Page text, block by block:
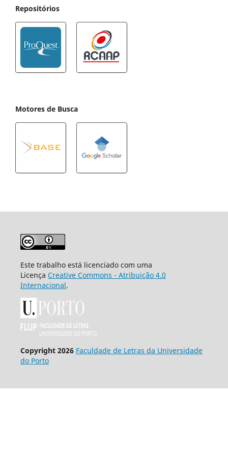
Repositórios
Motores de Busca
Este trabalho está licenciado com uma
Licença Creative Commons - Atribuição 4.0
Internacional.
Copyright 2026 Faculdade de Letras da Universidade
do Porto